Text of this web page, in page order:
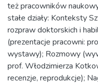
też pracowników
stałe działy: Konteksty
rozpraw doktorskich i
(prezentacje pracowni:
wystawy); Rozmowy
prof. Włodzimierza
recenzje, reprodukcje);